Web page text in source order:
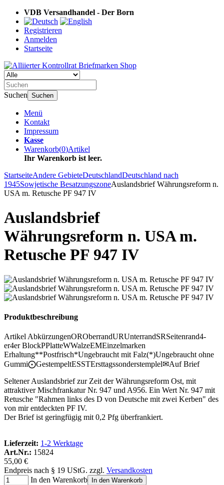
VDB Versandhandel - Der Born
Registrieren
Anmelden
Startseite
Suchen Suchen
Menü
Kontakt
Impressum
Kasse
Warenkorb(0)Artikel
Ihr Warenkorb ist leer.
StartseiteAndere GebieteDeutschlandDeutschland nach
1945Sowjetische BesatzungszoneAuslandsbrief Währungsreform n.
USA m. Retusche PF 947 IV
Auslandsbrief
Währungsreform n. USA m.
Retusche PF 947 IV
Produktbeschreibung
Artikel AbkürzungenOROberrandURUnterrandSRSeitenrand4-
er4er BlockPPlatteWWalzeEMEinzelmarken
Erhaltung**Postfrisch*Ungebraucht mit Falz(*)Ungebraucht ohne
Gummi⨀GestempeltESSTErsttagssonderstemplel✉Auf Brief
Seltener Auslandsbrief zur Zeit der Währungsreform Ost, mit
attraktiver Mischfrankatur Nr. 947 und A956. Ein Wert Nr. 947 mit
Retusche "Rahmen links des D von Deutsche mit zwei Kerben" des
von mir entdeckten PF IV.
Der Brief ist geringfügig mit 0,2 Pfg überfrankiert.
Lieferzeit: 1-2 Werktage
Art.Nr.: 15824
55,00 €
Endpreis nach § 19 UStG. zzgl. Versandkosten
In den Warenkorb
In den Warenkorb